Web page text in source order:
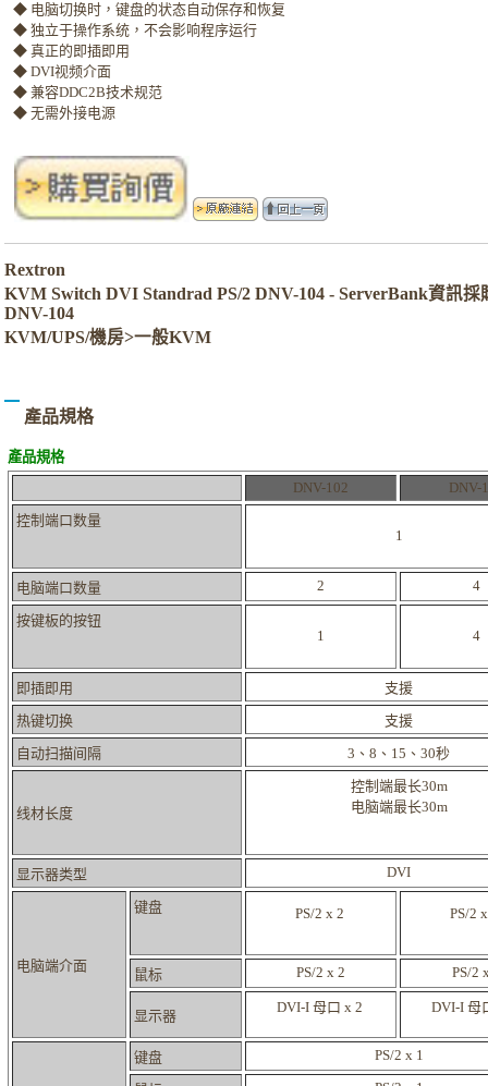
◆ 电脑切换时，键盘的状态自动保存和恢复
◆ 独立于操作系统，不会影响程序运行
◆ 真正的即插即用
◆ DVI视频介面
◆ 兼容DDC2B技术规范
◆ 无需外接电源
Rextron
KVM Switch DVI Standrad PS/2 DNV-104 - ServerBank資訊採
DNV-104
KVM/UPS/機房>一般KVM
產品規格
產品規格
DNV-102
DNV-
控制端口数量
1
电脑端口数量 2 4
按键板的按钮
1
4
即插即用
支援
热键切换
支援
自动扫描间隔
3、8、15、30秒
线材长度
控制端最长30m
电脑端最长30m
显示器类型 DVI
电脑端介面
键盘 PS/2 x 2 PS/2
鼠标 PS/2 x 2 PS/2
显示器
DVI-I 母口 x 2 DVI-I 母
键盘 PS/2 x 1